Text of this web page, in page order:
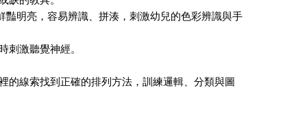
明亮，容易辨識、拼湊，刺激幼兒的色彩辨識與手
刺激聽覺神經。
的線索找到正確的排列方法，訓練邏輯、分類與圖